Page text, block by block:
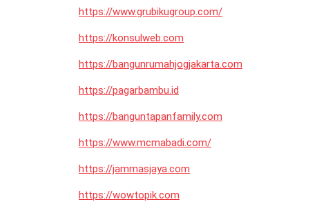
https://www.grubikugroup.com/
https://konsulweb.com
https://bangunrumahjogjakarta.com
https://pagarbambu.id
https://banguntapanfamily.com
https://www.mcmabadi.com/
https://jammasjaya.com
https://wowtopik.com